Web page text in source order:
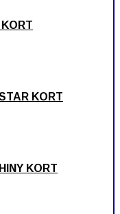
KORT
KORT